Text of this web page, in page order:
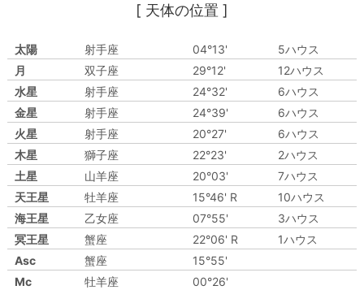
[ 天体の位置 ]
太陽 射手座 04°13'
5ハウス
月
双子座 29°12'
12ハウス
水星
射手座 24°32'
6ハウス
金星
射手座 24°39'
6ハウス
火星
射手座 20°27'
6ハウス
木星
獅子座 22°23'
2ハウス
土星
山羊座 20°03'
7ハウス
天王星
牡羊座 15°46' R
10ハウス
海王星
乙女座 07°55'
3ハウス
冥王星
蟹座 22°06' R
1ハウス
Asc
蟹座
15°55'
Mc
牡羊座 00°26'